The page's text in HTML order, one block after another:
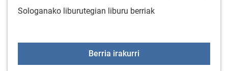
Sologanako liburutegian liburu berriak
Berria irakurri